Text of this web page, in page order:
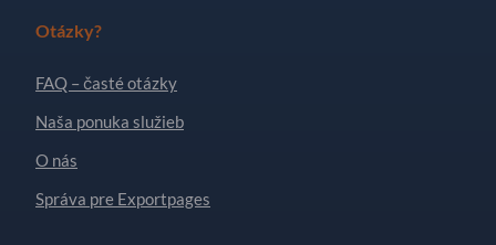
Otázky?
FAQ – časté otázky
Naša ponuka služieb
O nás
Správa pre Exportpages